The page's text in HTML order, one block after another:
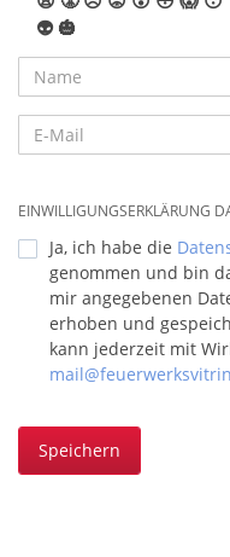
👽 🎃
EINWILLIGUNGSERKLÄRUNG
Ja, ich habe die
genommen und bin
mir angegebenen
erhoben und
kann jederzeit mit
Speichern